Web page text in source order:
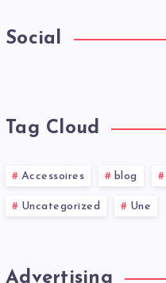
Social
Tag Cloud
Accessoires blog
Uncategorized Une
Advertising